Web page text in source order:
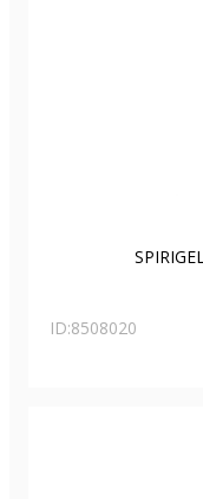
ID:8508020